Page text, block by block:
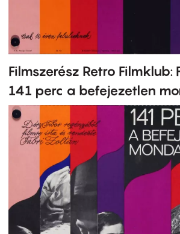
Filmszerész Retro Filmklub:
141 perc a befejezetlen